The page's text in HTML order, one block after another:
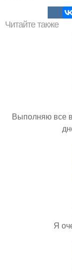
Читайте также
Выполняю все
Я